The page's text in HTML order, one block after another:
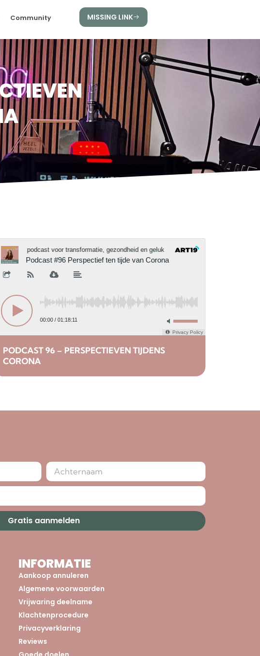
Community MISSING LINK
PODCAST 96 – PERSPECTIEVEN TIJDENS
CORONA
Gratis aanmelden
INFORMATIE
Aankoop annuleren
Algemene voorwaarden
Vrijwaring deelname
Klachtenprocedure
Privacyverklaring
Reviews